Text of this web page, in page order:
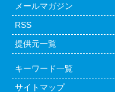
メールマガジン
RSS
提供元一覧
キーワード一覧
サイトマップ